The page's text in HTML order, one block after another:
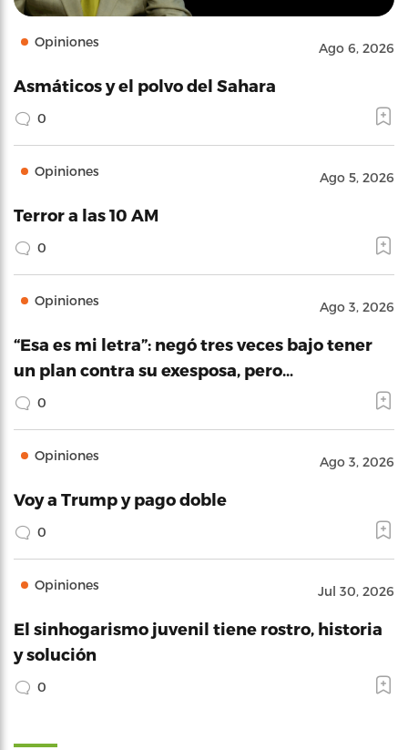
Opiniones Ago 6, 2026
Asmáticos y el polvo del Sahara
0
Opiniones Ago 5, 2026
Terror a las 10 AM
0
Opiniones Ago 3, 2026
“Esa es mi letra”: negó tres veces bajo tener
un plan contra su exesposa, pero…
0
Opiniones Ago 3, 2026
Voy a Trump y pago doble
0
Opiniones Jul 30, 2026
El sinhogarismo juvenil tiene rostro, historia
y solución
0